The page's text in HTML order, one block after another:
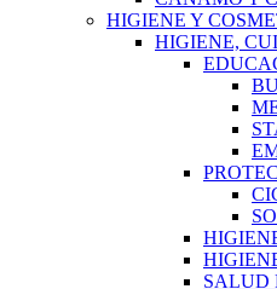
HIGIENE Y
HIGIENE,
SALUD